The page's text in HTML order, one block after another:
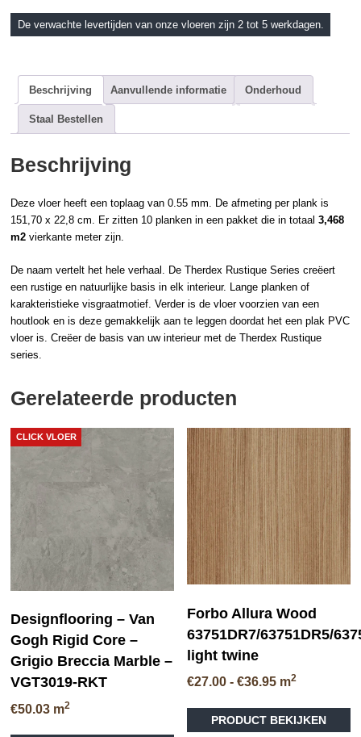
De verwachte levertijden van onze vloeren zijn 2 tot 5 werkdagen.
Beschrijving Aanvullende informatie Onderhoud
Staal Bestellen
Beschrijving
Deze vloer heeft een toplaag van 0.55 mm. De afmeting per plank is
151,70 x 22,8 cm. Er zitten 10 planken in een pakket die in totaal3,468
m2 vierkante meter zijn.
De naam vertelt het hele verhaal. DeTherdex Rustique Series creëert
een rustige en natuurlijke basis in elk interieur. Lange planken of
karakteristiekevisgraatmotief . Verder is de vloer voorzien van een
houtlook en is deze gemakkelijk aan te leggen doordat het eenplak PVC
vloer is. Creëer de basis van uw interieur met de Therdex Rustique
series.
Gerelateerde producten
CLICK VLOER
Designflooring – Van
Gogh Rigid Core –
Grigio Breccia Marble –
VGT3019-RKT
€50.03 m2
Forbo Allura Wood
63751DR7/63751DR5/
light twine
€27.00 - €36.95Prijsklasse:
tot
€36.95
m2
PRODUCT BEKIJKEN